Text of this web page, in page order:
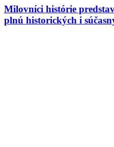
Milovníci histórie
plnú historických i